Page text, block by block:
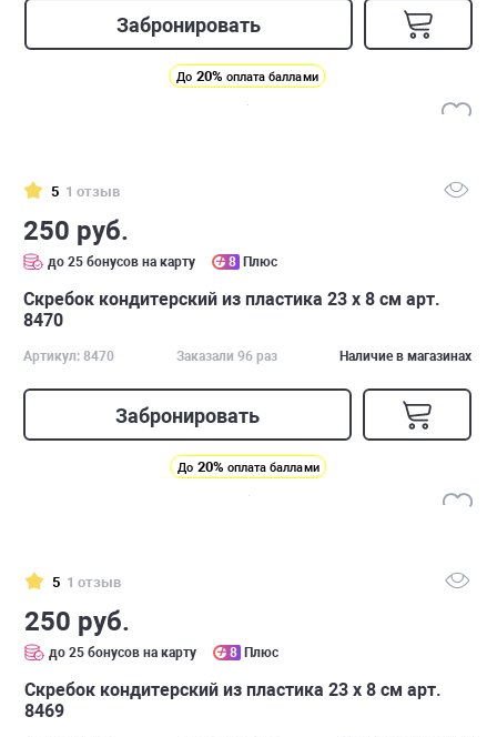
Забронировать
До 20% оплата баллами
5 1 отзыв
250 руб.
до 25 бонусов на карту 8 Плюс
Скребок кондитерский из пластика 23 x 8 см арт.
8470
Артикул: 8470 Заказали 96 раз Наличие в магазинах
Забронировать
До 20% оплата баллами
5 1 отзыв
250 руб.
до 25 бонусов на карту 8 Плюс
Скребок кондитерский из пластика 23 x 8 см арт.
8469